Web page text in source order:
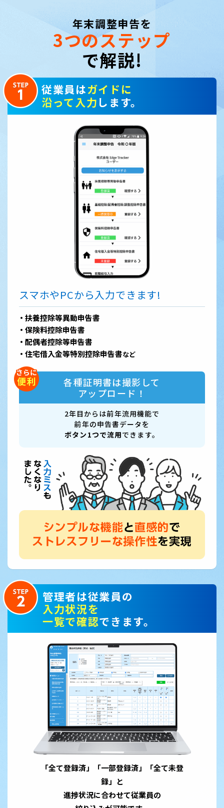
年末調整申告を
3つのステップ
で解説!
従業員はガイドに
沿って入力 します。
スマホやPCから入力できます!
扶養控除等異動申告書
保険料控除申告書
配偶者控除等申告書
住宅借入金等特別控除申告書など
各種証明書は撮影して
アップロード！
2年目からは前年流用機能で
前年の申告書データを
ボタン1つで流用できます。
管理者は従業員の
入力状況を
一覧で確認できます。
「全て登録済」「一部登録済」「全て未登
録」と
進捗状況に合わせて従業員の